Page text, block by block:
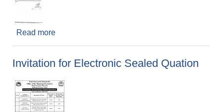
Read more
Invitation for Electronic Sealed Quation